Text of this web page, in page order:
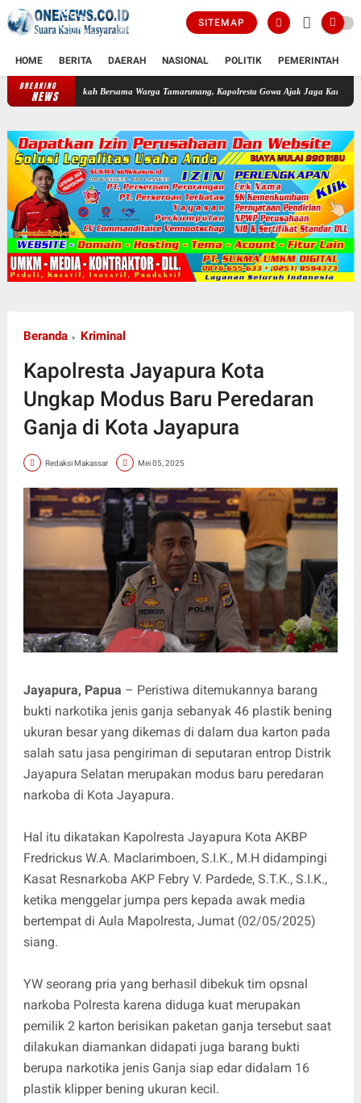
SITEMAP
HOME BERITA DAERAH NASIONAL POLITIK PEMERINTAH
BREAKING
NEWS
Bersama Warga Tamarunang, Kapolresta Gowa Ajak Jaga Kamtibmas Jelang HUT
Beranda Kriminal
Kapolresta Jayapura Kota
Ungkap Modus Baru Peredaran
Ganja di Kota Jayapura
Redaksi Makassar Mei 05, 2025
Jayapura, Papua – Peristiwa ditemukannya barang
bukti narkotika jenis ganja sebanyak 46 plastik bening
ukuran besar yang dikemas di dalam dua karton pada
salah satu jasa pengiriman di seputaran entrop Distrik
Jayapura Selatan merupakan modus baru peredaran
narkoba di Kota Jayapura.
Hal itu dikatakan Kapolresta Jayapura Kota AKBP
Fredrickus W.A. Maclarimboen, S.I.K., M.H didampingi
Kasat Resnarkoba AKP Febry V. Pardede, S.T.K., S.I.K.,
ketika menggelar jumpa pers kepada awak media
bertempat di Aula Mapolresta, Jumat (02/05/2025)
siang.
YW seorang pria yang berhasil dibekuk tim opsnal
narkoba Polresta karena diduga kuat merupakan
pemilik 2 karton berisikan paketan ganja tersebut saat
dilakukan diamankan didapati juga barang bukti
berupa narkotika jenis Ganja siap edar didalam 16
plastik klipper bening ukuran kecil.